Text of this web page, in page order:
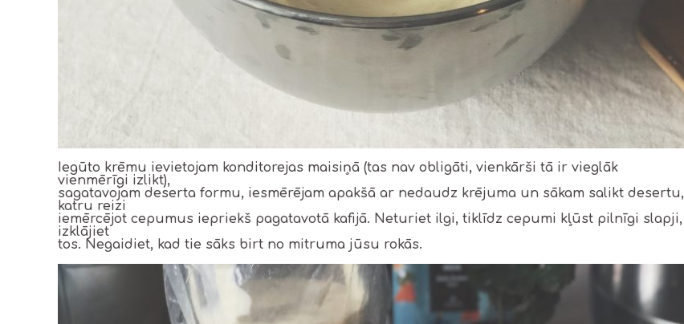
Iegūto krēmu ievietojam konditorejas maisiņā (tas nav obligāti, vienkārši tā ir vieglāk
vienmērīgi izlikt),
sagatavojam deserta formu, iesmērējam apakšā ar nedaudz krējuma un sākam salikt desertu,
katru reizi
iemērcējot cepumus iepriekš pagatavotā kafijā. Neturiet ilgi, tiklīdz cepumi kļūst pilnīgi slapji,
izklājiet
tos. Negaidiet, kad tie sāks birt no mitruma jūsu rokās.